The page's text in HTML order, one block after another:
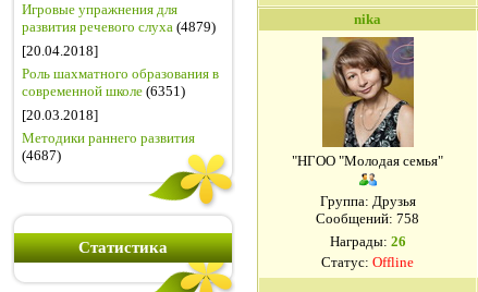
Игровые упражнения для
развития речевого слуха (4879)
[20.04.2018]
Роль шахматного образования в
современной школе (6351)
[20.03.2018]
Методики раннего развития
(4687)
Статистика
nika
"НГОО "Молодая семья"
Группа: Друзья
Сообщений: 758
Награды: 26
Статус: Offline